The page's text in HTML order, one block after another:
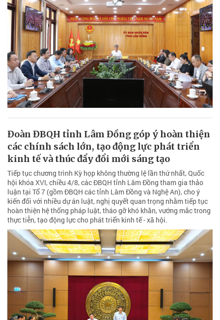
Đoàn ĐBQH tỉnh Lâm Đồng góp ý hoàn thiện
các chính sách lớn, tạo động lực phát triển
kinh tế và thúc đẩy đổi mới sáng tạo
Tiếp tục chương trình Kỳ họp không thường lệ lần thứ nhất, Quốc
hội khóa XVI, chiều 4/8, các ĐBQH tỉnh Lâm Đồng tham gia thảo
luận tại Tổ 7 (gồm ĐBQH các tỉnh Lâm Đồng và Nghệ An), cho ý
kiến đối với nhiều dự án luật, nghị quyết quan trọng nhằm tiếp tục
hoàn thiện hệ thống pháp luật, tháo gỡ khó khăn, vướng mắc trong
thực tiễn, tạo động lực cho phát triển kinh tế - xã hội.